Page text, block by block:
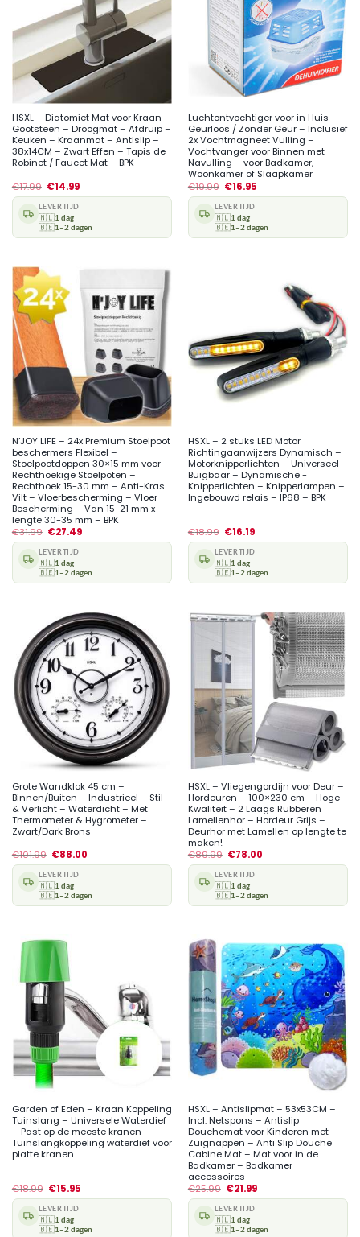
HSXL – Diatomiet Mat voor Kraan –
Gootsteen – Droogmat – Afdruip –
Keuken – Kraanmat – Antislip –
38x14CM – Zwart Effen – Tapis de
Robinet / Faucet Mat – BPK
€17.99 €14.99
LEVERTIJD
🇳🇱1 dag
🇧🇪1–2 dagen
Luchtontvochtiger voor in Huis –
Geurloos / Zonder Geur – Inclusief
2x Vochtmagneet Vulling –
Vochtvanger voor Binnen met
Navulling – voor Badkamer,
Woonkamer of Slaapkamer
€19.99 €16.95
LEVERTIJD
🇳🇱1 dag
🇧🇪1–2 dagen
N’JOY LIFE – 24x Premium Stoelpoot
beschermers Flexibel –
Stoelpootdoppen 30×15 mm voor
Rechthoekige Stoelpoten –
Rechthoek 15-30 mm – Anti-Kras
Vilt – Vloerbescherming – Vloer
Bescherming – Van 15-21 mm x
lengte 30-35 mm – BPK
€31.99 €27.49
LEVERTIJD
🇳🇱1 dag
🇧🇪1–2 dagen
HSXL – 2 stuks LED Motor
Richtingaanwijzers Dynamisch –
Motorknipperlichten – Universeel –
Buigbaar – Dynamische -
Knipperlichten – Knipperlampen –
Ingebouwd relais – IP68 – BPK
€18.99 €16.19
LEVERTIJD
🇳🇱1 dag
🇧🇪1–2 dagen
Grote Wandklok 45 cm –
Binnen/Buiten – Industrieel – Stil
& Verlicht – Waterdicht – Met
Thermometer & Hygrometer –
Zwart/Dark Brons
€101.99 €88.00
LEVERTIJD
🇳🇱1 dag
🇧🇪1–2 dagen
HSXL – Vliegengordijn voor Deur –
Hordeuren – 100×230 cm – Hoge
Kwaliteit – 2 Laags Rubberen
Lamellenhor – Hordeur Grijs –
Deurhor met Lamellen op lengte te
maken!
€89.99 €78.00
LEVERTIJD
🇳🇱1 dag
🇧🇪1–2 dagen
Garden of Eden – Kraan Koppeling
Tuinslang – Universele Waterdief
– Past op de meeste kranen –
Tuinslangkoppeling waterdief voor
platte kranen
€18.99 €15.95
LEVERTIJD
🇳🇱1 dag
🇧🇪1–2 dagen
HSXL – Antislipmat – 53x53CM –
Incl. Netspons – Antislip
Douchemat voor Kinderen met
Zuignappen – Anti Slip Douche
Cabine Mat – Mat voor in de
Badkamer – Badkamer
accessoires
€25.99 €21.99
LEVERTIJD
🇳🇱1 dag
🇧🇪1–2 dagen